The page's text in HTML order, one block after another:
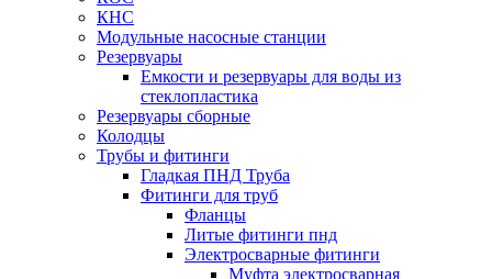
КНС
Модульные насосные станции
Резервуары
Емкости и резервуары для воды из
стеклопластика
Резервуары сборные
Колодцы
Трубы и фитинги
Гладкая ПНД Труба
Фитинги для труб
Фланцы
Литые фитинги пнд
Электросварные фитинги
Муфта электросварная